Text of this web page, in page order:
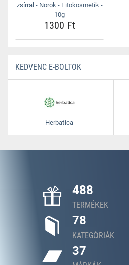
zsírral - Norok - Fitokosmetik -
10g
1300 Ft
KEDVENC E-BOLTOK
Herbatica
488
TERMÉKEK
78
KATEGÓRIÁK
37